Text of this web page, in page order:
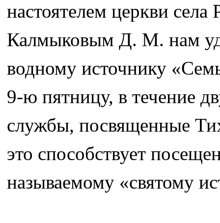
настоятелем церкви
Калмыковым Д. М. нам
водному источнику
9-ю пятницу, в течение
службы, посвященные
это способствует
называемому «святому